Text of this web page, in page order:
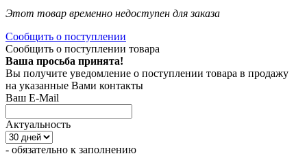
Этот товар временно недоступен для заказа
Сообщить о поступлении
Сообщить о поступлении товара
Ваша просьба принята!
Вы получите уведомление о поступлении товара в продажу
на указанные Вами контакты
Ваш E-Mail
Актуальность
- обязательно к заполнению